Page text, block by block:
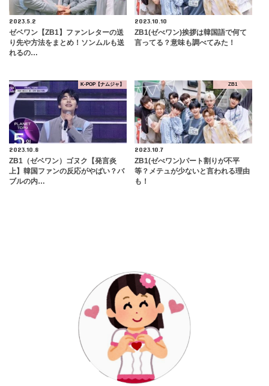
2023.5.2
ゼベワン【ZB1】ファンレターの送
り先や方法をまとめ！ソンムルも送
れるの…
2023.10.10
ZB1(ゼべワン)挨拶は韓国語で何て
言ってる？意味も調べてみた！
K-POP【ナムジャ】
2023.10.8
ZB1（ゼベワン）ゴヌク【発言炎
上】韓国ファンの反応がやばい？バ
ブルの内…
ZB1
2023.10.7
ZB1(ゼべワン)パート割りが不平
等？メテュが少ないと言われる理由
も！